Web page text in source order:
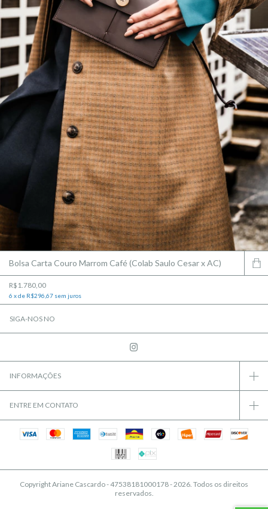
Bolsa Carta Couro Marrom Café (Colab Saulo Cesar x AC)
R$1.780,00
6 xde R$296,67 sem juros
SIGA-NOS NO
INFORMAÇÕES
ENTRE EM CONTATO
Copyright Ariane Cascardo - 47538181000178 - 2026. Todos os direitos
reservados.